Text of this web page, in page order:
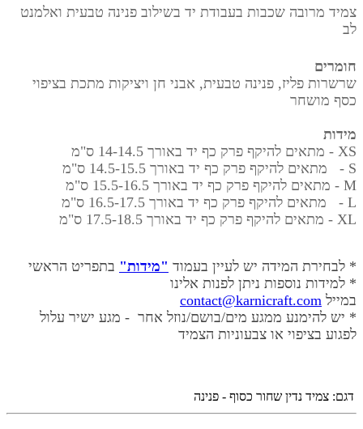
צמיד מרובה שכבות בעבודת יד בשילוב פנינה טבעית ואלמנט
לב
חומרים
שרשרות פליז, פנינה טבעית, אבני חן ויציקות מתכת בציפוי
כסף מושחר
מידות
XS
- מתאים להיקף פרק כף יד באורך 14-14.5 ס"מ
S - מתאים להיקף פרק כף יד באורך
14.5-15.5 ס"מ
M - מתאים להיקף פרק כף יד באורך 15.5-16.5 ס"מ
L - מתאים להיקף פרק כף יד באורך 16.5-17.5 ס"מ
XL - מתאים להיקף פרק כף יד באורך
17.5-18.5 ס"מ
* לבחירת המידה יש לעיין בעמוד "מידות" בתפריט הראשי
* למידות נוספות ניתן לפנות אלינו
במייל contact@karnicraft.com
* יש להימנע ממגע מים/בושם/נוזל אחר - מגע ישיר עלול
לפגוע בציפוי או צבעוניות הצמיד
דגם: צמיד נדין שחור כסוף - פנינה